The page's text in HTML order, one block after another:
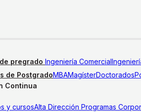
pregrado Ingeniería Comercial
de PostgradoMBAMagísterDoctorados
Continua
y cursosAlta Dirección Programas